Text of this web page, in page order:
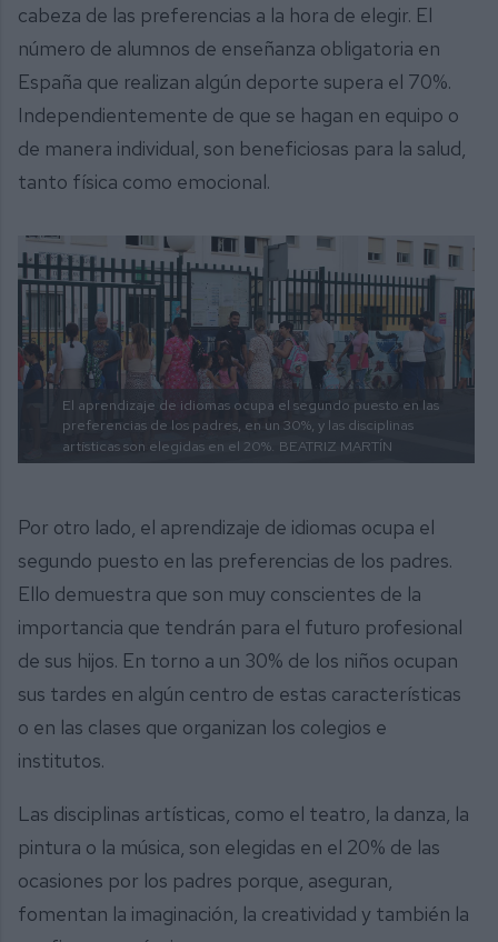
cabeza de las preferencias a la hora de elegir. El
número de alumnos de enseñanza obligatoria en
España que realizan algún deporte supera el 70%.
Independientemente de que se hagan en equipo o
de manera individual, son beneficiosas para la salud,
tanto física como emocional.
El aprendizaje de idiomas ocupa el segundo puesto en las
preferencias de los padres, en un 30%, y las disciplinas
artísticas son elegidas en el 20%. BEATRIZ MARTÍN
Por otro lado, el aprendizaje de idiomas ocupa el
segundo puesto en las preferencias de los padres.
Ello demuestra que son muy conscientes de la
importancia que tendrán para el futuro profesional
de sus hijos. En torno a un 30% de los niños ocupan
sus tardes en algún centro de estas características
o en las clases que organizan los colegios e
institutos.
Las disciplinas artísticas, como el teatro, la danza, la
pintura o la música, son elegidas en el 20% de las
ocasiones por los padres porque, aseguran,
fomentan la imaginación, la creatividad y también la